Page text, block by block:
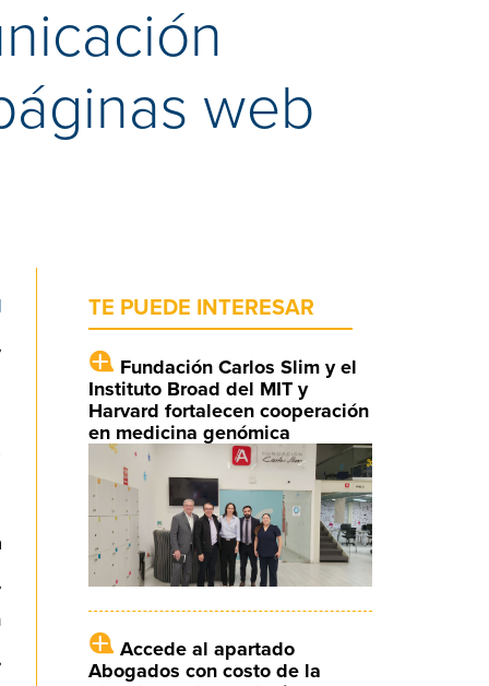
web
TE PUEDE INTERESAR
Fundación Carlos Slim y el
Instituto Broad del MIT y
Harvard fortalecen cooperación
en medicina genómica
Accede al apartado
Abogados con costo de la